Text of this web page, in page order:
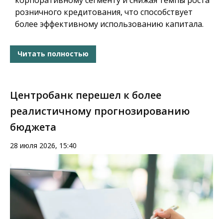
розничного кредитования, что способствует
более эффективному использованию капитала.
Читать полностью
Центробанк перешел к более
реалистичному прогнозированию
бюджета
28 июля 2026, 15:40